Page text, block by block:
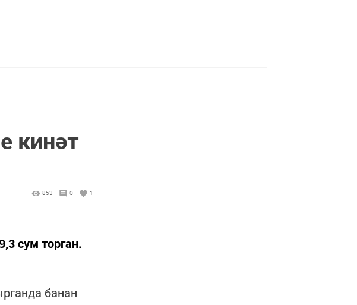
кинәт
853 0 1
сум торган.
банан